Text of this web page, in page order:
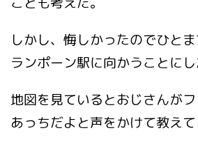
しかし、悔しかったのでひと
ランポーン駅に向かうことにし
地図を見ているとおじさんが
あっちだよと声をかけて教えて